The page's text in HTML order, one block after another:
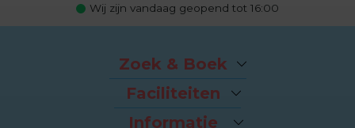
Wij zijn vandaag geopend tot 16:00
Zoek & Boek
Arrangementen
Last-minutes
Vakantiehuizen
Faciliteiten
Het strand
Informatie